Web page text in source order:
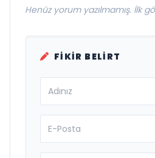
Henüz yorum yazılmamış. İlk
FIKIR BELIRT